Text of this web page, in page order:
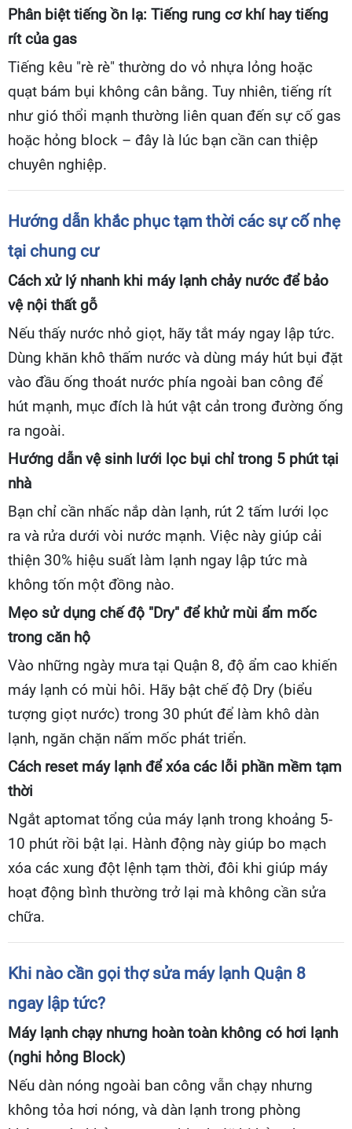
Phân biệt tiếng ồn lạ: Tiếng rung cơ khí hay tiếng
rít của gas
Tiếng kêu "rè rè" thường do vỏ nhựa lỏng hoặc
quạt bám bụi không cân bằng. Tuy nhiên, tiếng rít
như gió thổi mạnh thường liên quan đến sự cố gas
hoặc hỏng block – đây là lúc bạn cần can thiệp
chuyên nghiệp.
Hướng dẫn khắc phục tạm thời các sự cố nhẹ
tại chung cư
Cách xử lý nhanh khi máy lạnh chảy nước để bảo
vệ nội thất gỗ
Nếu thấy nước nhỏ giọt, hãy tắt máy ngay lập tức.
Dùng khăn khô thấm nước và dùng máy hút bụi đặt
vào đầu ống thoát nước phía ngoài ban công để
hút mạnh, mục đích là hút vật cản trong đường ống
ra ngoài.
Hướng dẫn vệ sinh lưới lọc bụi chỉ trong 5 phút tại
nhà
Bạn chỉ cần nhấc nắp dàn lạnh, rút 2 tấm lưới lọc
ra và rửa dưới vòi nước mạnh. Việc này giúp cải
thiện 30% hiệu suất làm lạnh ngay lập tức mà
không tốn một đồng nào.
Mẹo sử dụng chế độ "Dry" để khử mùi ẩm mốc
trong căn hộ
Vào những ngày mưa tại Quận 8, độ ẩm cao khiến
máy lạnh có mùi hôi. Hãy bật chế độ Dry (biểu
tượng giọt nước) trong 30 phút để làm khô dàn
lạnh, ngăn chặn nấm mốc phát triển.
Cách reset máy lạnh để xóa các lỗi phần mềm tạm
thời
Ngắt aptomat tổng của máy lạnh trong khoảng 5-
10 phút rồi bật lại. Hành động này giúp bo mạch
xóa các xung đột lệnh tạm thời, đôi khi giúp máy
hoạt động bình thường trở lại mà không cần sửa
chữa.
Khi nào cần gọi thợ sửa máy lạnh Quận 8
ngay lập tức?
Máy lạnh chạy nhưng hoàn toàn không có hơi lạnh
(nghi hỏng Block)
Nếu dàn nóng ngoài ban công vẫn chạy nhưng
không tỏa hơi nóng, và dàn lạnh trong phòng